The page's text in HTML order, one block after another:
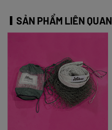
SẢN PHẨM LIÊN QUAN